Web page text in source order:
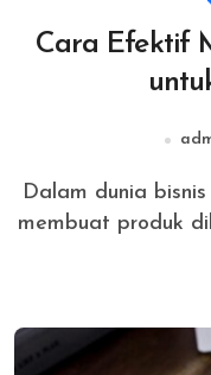
Cara Efektif
Dalam dunia bisnis online yang sangat kompetitif,
membuat produk